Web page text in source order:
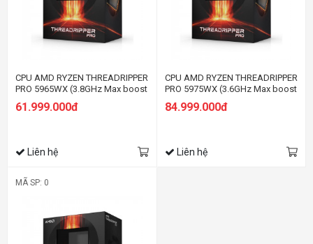
CPU AMD RYZEN THREADRIPPER
PRO 5965WX (3.8GHz Max boost
Cache, 280W, Socket sWRX80)
61.999.000đ
Liên hệ
CPU AMD RYZEN THREADRIPPER
PRO 5975WX (3.6GHz Max boost
Cache, 280W, Socket sWRX80)
84.999.000đ
Liên hệ
MÃ SP: 0